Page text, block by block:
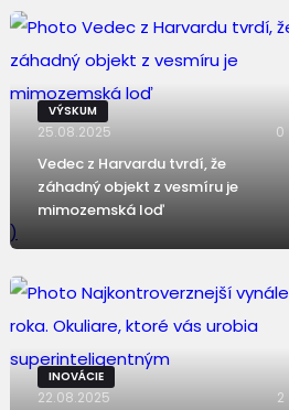
)
VÝSKUM
25.08.2025 0
Vedec z Harvardu tvrdí, že
záhadný objekt z vesmíru je
mimozemská loď
INOVÁCIE
22.08.2025 2